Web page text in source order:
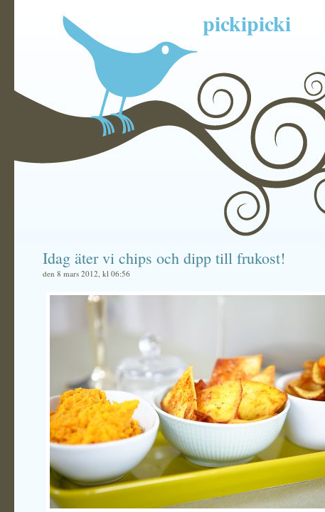
pickipicki
Idag äter vi chips och dipp till frukost!
den 8 mars 2012, kl 06:56